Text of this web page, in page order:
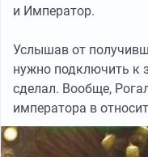
и Император.
Услышав от
нужно подключить к
сделал. Вообще,
императора в